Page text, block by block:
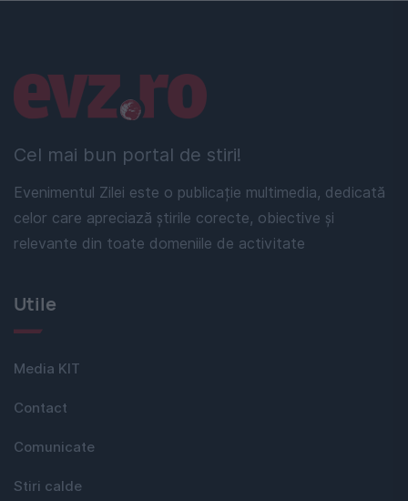
Cel mai bun portal de stiri!
Evenimentul Zilei este o publicație multimedia, dedicată
celor care apreciază știrile corecte, obiective și
relevante din toate domeniile de activitate
Linkuri utile
Utile
Media KIT
Contact
Comunicate
Stiri calde